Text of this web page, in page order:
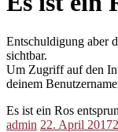
Entschuldigung aber
sichtbar.
Um Zugriff auf den
deinem
Es ist ein Ros
admin 22. April 2017